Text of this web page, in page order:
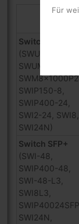
Switch SFP
(SWUM100024,
SWUMP100024,
SWIP150-8,
SWIP400-24,
SWI2-24, SWI8,
SWI24N)
Switch SFP+
(SWI-48,
SWIP400-48,
SWI-48-L3,
SWI8L3,
SWI24N,
Für